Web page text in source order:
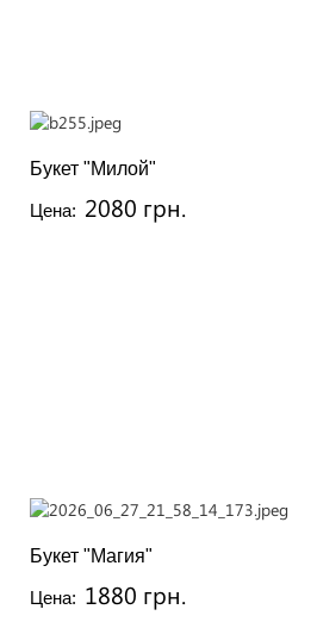
Букет "Милой"
Цена: 2080 грн.
Букет "Магия"
Цена: 1880 грн.